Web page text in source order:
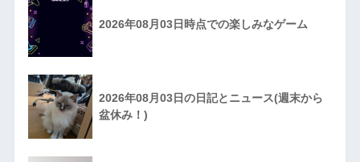
2026年08月03日時点での楽しみなゲーム
2026年08月03日の日記とニュース(週末から
盆休み！)